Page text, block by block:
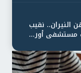
النيران.. نقيب
مستشفى أور...